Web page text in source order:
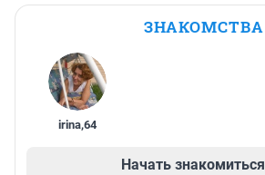
ЗНАКОМСТВА
irina,64
Начать знакомиться